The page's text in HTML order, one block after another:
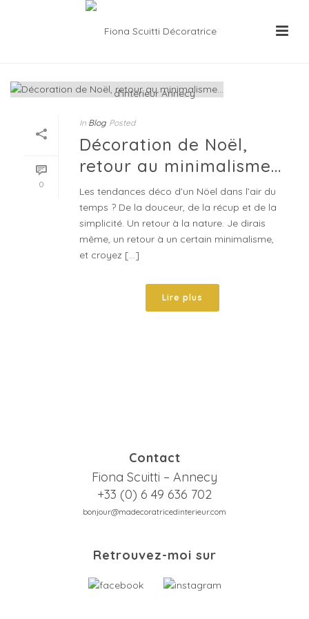
0
In Blog Posted
Décoration de Noël,
retour au minimalisme…
Les tendances déco d’un Nöel dans l’air du
temps ? De la douceur, de la récup et de la
simplicité. Un retour à la nature. Je dirais
même, un retour à un certain minimalisme,
et croyez [...]
Lire plus
Contact
Fiona Scuitti – Annecy
+33 (0) 6 49 636 702
bonjour@madecoratricedinterieur.com
Retrouvez-moi sur